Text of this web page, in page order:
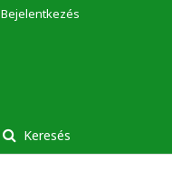
Keresés
Bejelentkezés